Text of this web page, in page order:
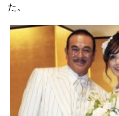
た。